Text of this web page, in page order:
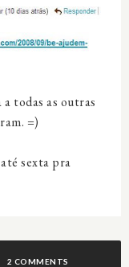
todas as outras
=)
sexta pra
2 COMMENTS